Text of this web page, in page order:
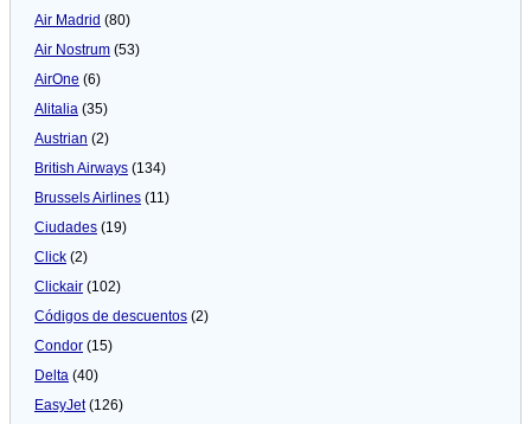
Air Madrid (80)
Air Nostrum (53)
AirOne (6)
Alitalia (35)
Austrian (2)
British Airways (134)
Brussels Airlines (11)
Ciudades (19)
Click (2)
Clickair (102)
Códigos de descuentos (2)
Condor (15)
Delta (40)
EasyJet(126)